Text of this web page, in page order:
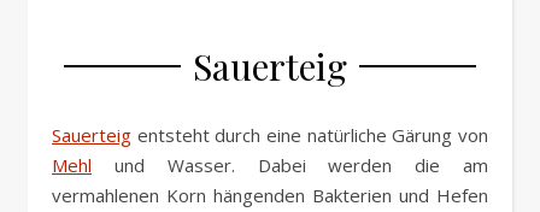
Sauerteig
Sauerteig entsteht durch eine natürliche Gärung von
Mehl und Wasser. Dabei werden die am
vermahlenen Korn hängenden Bakterien und Hefen